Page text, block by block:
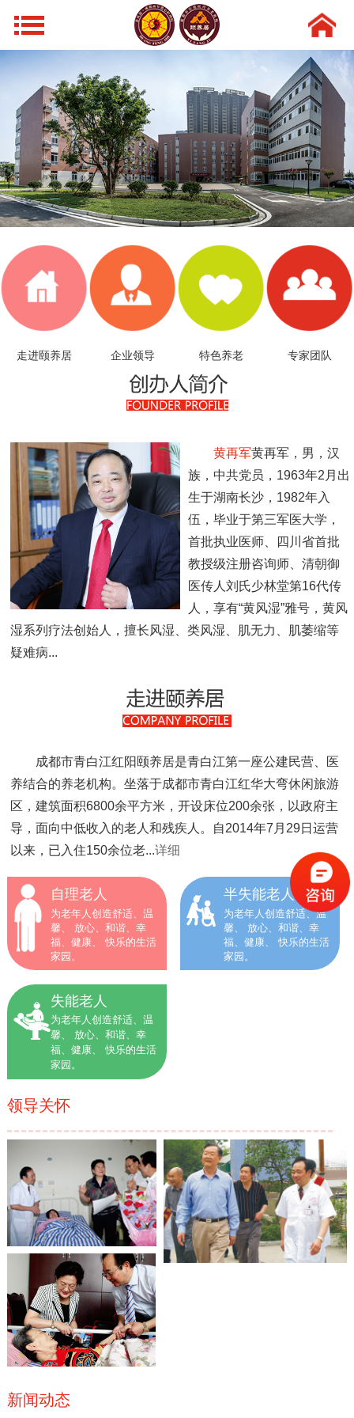
走进颐养居 企业领导 特色养老 专家团队
黄再军黄再军，男，汉
族，中共党员，1963年2月出
生于湖南长沙，1982年入
伍，毕业于第三军医大学，
首批执业医师、四川省首批
教授级注册咨询师、清朝御
医传人刘氏少林堂第16代传
人，享有“黄风湿”雅号，黄风
湿系列疗法创始人，擅长风湿、类风湿、肌无力、肌萎缩等
疑难病...
成都市青白江红阳颐养居是青白江第一座公建民营、医
养结合的养老机构。坐落于成都市青白江红华大弯休闲旅游
区，建筑面积6800余平方米，开设床位200余张，以政府主
导，面向中低收入的老人和残疾人。自2014年7月29日运营
以来，已入住150余位老...详细
自理老人
为老年人创造舒适、温
馨、 放心、和谐、幸
福、健康、 快乐的生活
家园。
半失能老人
为老年人创造舒适、温
馨、 放心、和谐、幸
福、健康、 快乐的生活
家园。
失能老人
为老年人创造舒适、温
馨、 放心、和谐、幸
福、健康、 快乐的生活
家园。
领导关怀
新闻动态
网站导航
走进颐养居
领导风采
特色养老
环境设施
领导关怀
收费标准
联系我们